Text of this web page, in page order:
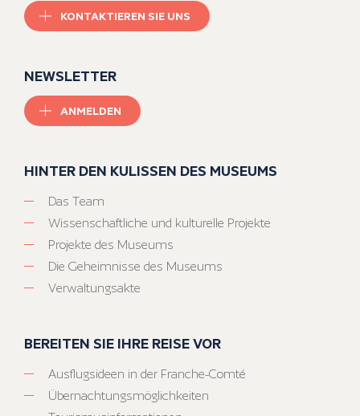
KONTAKTIEREN SIE UNS
NEWSLETTER
ANMELDEN
HINTER DEN KULISSEN DES MUSEUMS
Das Team
Wissenschaftliche und kulturelle Projekte
Projekte des Museums
Die Geheimnisse des Museums
Verwaltungsakte
BEREITEN SIE IHRE REISE VOR
Ausflugsideen in der Franche-Comté
Übernachtungsmöglichkeiten